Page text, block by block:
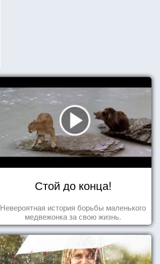
Стой до конца!
Невероятная история борьбы маленького
медвежонка за свою жизнь.